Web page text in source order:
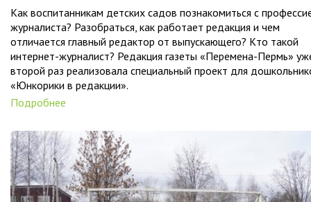
Как воспитанникам детских садов познакомиться с
журналиста? Разобраться, как работает редакция и чем
отличается главный редактор от выпускающего? Кто такой
интернет-журналист? Редакция газеты «Перемена-Пермь»
второй раз реализовала специальный проект для
«Юнкорики в редакции».
Подробнее